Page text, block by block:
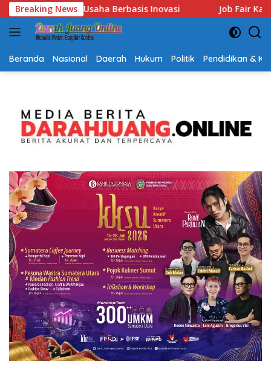
Langsung
ke
konten
Breaking News
Kalsel 2026 Dibuka, Sediakan Hampir 2.000 Lowongan Kerja
Beranda Nasional Daerah Hukum Politik Pendidikan &